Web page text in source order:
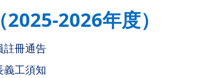
2026年度）
註冊通告
義工須知